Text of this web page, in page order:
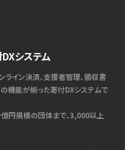
システム
ライン決済、支援者管理、領収書
機能が揃った寄付DXシステムで
円規模の団体まで、3,000以上